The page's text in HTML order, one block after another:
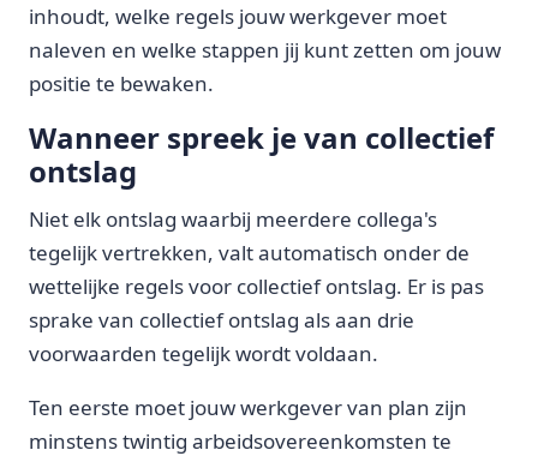
inhoudt, welke regels jouw werkgever moet
naleven en welke stappen jij kunt zetten om jouw
positie te bewaken.
Wanneer spreek je van collectief
ontslag
Niet elk ontslag waarbij meerdere collega's
tegelijk vertrekken, valt automatisch onder de
wettelijke regels voor collectief ontslag. Er is pas
sprake van collectief ontslag als aan drie
voorwaarden tegelijk wordt voldaan.
Ten eerste moet jouw werkgever van plan zijn
minstens twintig arbeidsovereenkomsten te